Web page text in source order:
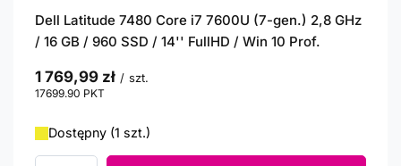
Dell Latitude 7480 Core i7 7600U (7-gen.) 2,8 GHz
/ 16 GB / 960 SSD / 14'' FullHD / Win 10 Prof.
1 769,99 zł / szt.
17699.90 PKT
Dostępny (1 szt.)